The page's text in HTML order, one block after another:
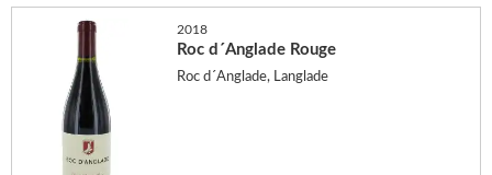
2018
Roc d´Anglade Rouge
Roc d´Anglade, Langlade